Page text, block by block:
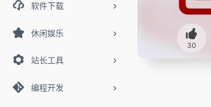
软件下载
休闲娱乐
站长工具
编程开发
30